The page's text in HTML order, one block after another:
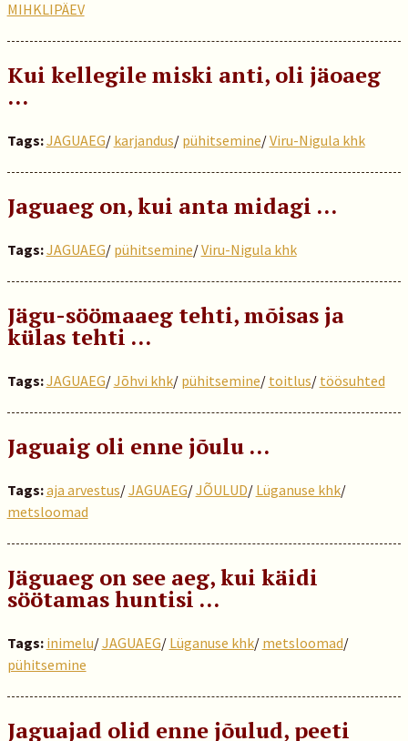
MIHKLIPÄEV
Kui kellegile miski anti, oli jäoaeg
…
Tags:JAGUAEG/ karjandus/ pühitsemine/Viru-Nigula khk
Jaguaeg on, kui anta midagi …
Tags:JAGUAEG/ pühitsemine/Viru-Nigula khk
Jägu-söömaaeg tehti, mõisas ja
külas tehti …
Tags:JAGUAEG/Jõhvi khk/ pühitsemine/ toitlus/ töösuhted
Jaguaig oli enne jõulu …
Tags:aja arvestus/JAGUAEG/JÕULUD/ Lüganuse khk/
metsloomad
Jäguaeg on see aeg, kui käidi
söötamas huntisi …
Tags: inimelu/JAGUAEG/ Lüganuse khk/ metsloomad/
pühitsemine
Jaguajad olid enne jõulud, peeti